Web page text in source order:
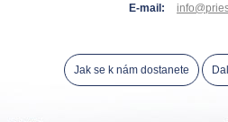
E-mail:
Jak se k nám dostanete